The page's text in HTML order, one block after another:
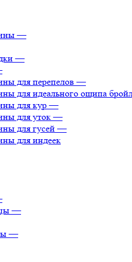
—
—
для перепелов —
для идеального ощипа
для кур —
для уток —
для гусей —
для индеек
—
—